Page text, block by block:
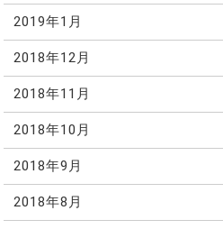
2019年1月
2018年12月
2018年11月
2018年10月
2018年9月
2018年8月